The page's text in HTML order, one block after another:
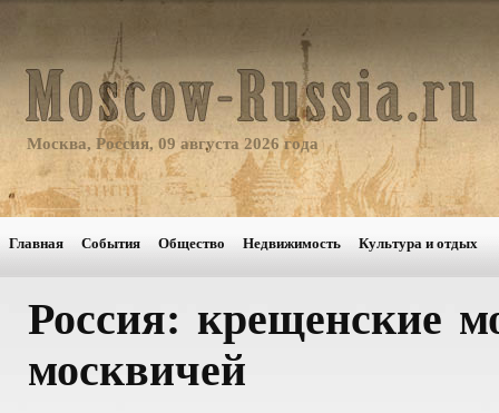
Москва, Россия, 09 августа 2026 года
Главная События Общество Недвижимость Культура и отдых
Россия: крещенские
москвичей